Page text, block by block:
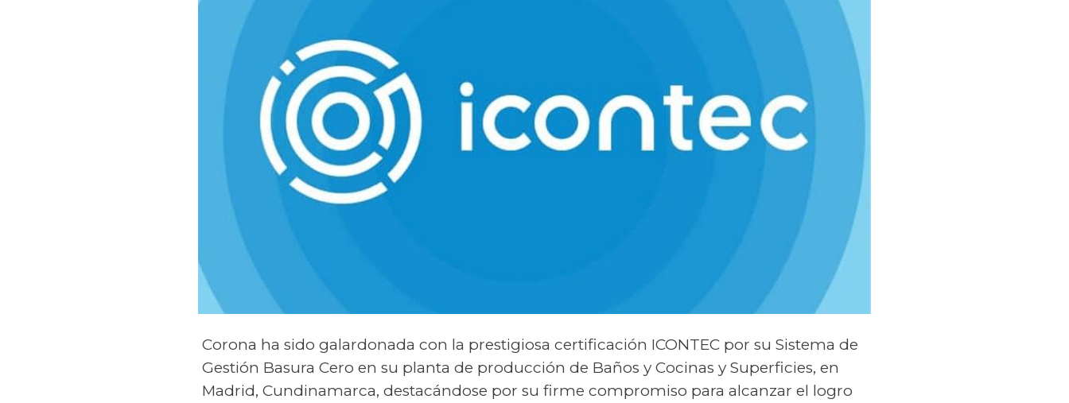
Corona ha sido galardonada con la prestigiosa certificación ICONTEC por su Sistema de
Gestión Basura Cero en su planta de producción de Baños y Cocinas y Superficies, en
Madrid, Cundinamarca, destacándose por su firme compromiso para alcanzar el logro